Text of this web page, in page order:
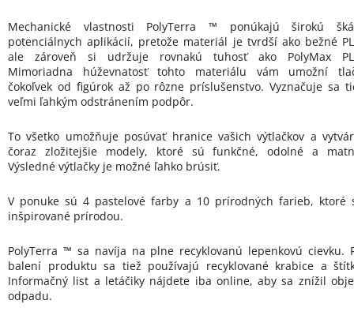
Mechanické vlastnosti PolyTerra ™ ponúkajú širokú
potenciálnych aplikácií, pretože materiál je tvrdší ako bežné
ale zároveň si udržuje rovnakú tuhosť ako PolyMax
Mimoriadna húževnatosť tohto materiálu vám umožní
čokoľvek od figúrok až po rôzne príslušenstvo. Vyznačuje sa
veľmi ľahkým odstránením podpôr.
To všetko umožňuje posúvať hranice vašich výtlačkov a
čoraz zložitejšie modely, ktoré sú funkčné, odolné a
Výsledné výtlačky je možné ľahko brúsiť.
V ponuke sú 4 pastelové farby a 10 prírodných farieb, ktoré
inšpirované prírodou.
PolyTerra ™ sa navíja na plne recyklovanú lepenkovú cievku.
balení produktu sa tiež používajú recyklované krabice a
Informačný list a letáčiky nájdete iba online, aby sa znížil
odpadu.